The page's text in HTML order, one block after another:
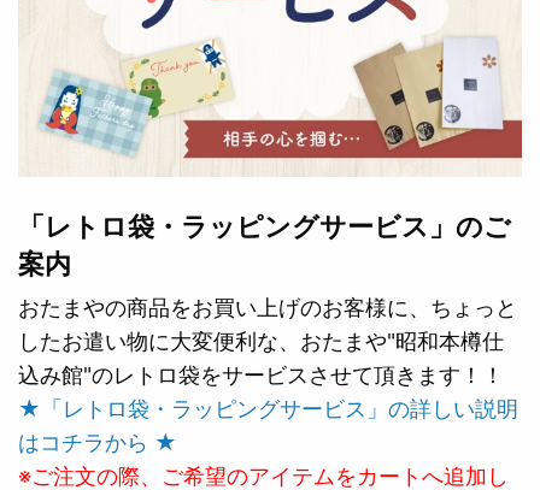
「レトロ袋・ラッピングサービス」のご
案内
おたまやの商品をお買い上げのお客様に、ちょっと
したお遣い物に大変便利な、おたまや"昭和本樽仕
込み館"のレトロ袋をサービスさせて頂きます！！
★「レトロ袋・ラッピングサービス」の詳しい説明
はコチラから ★
※ご注文の際、ご希望のアイテムをカートへ追加し